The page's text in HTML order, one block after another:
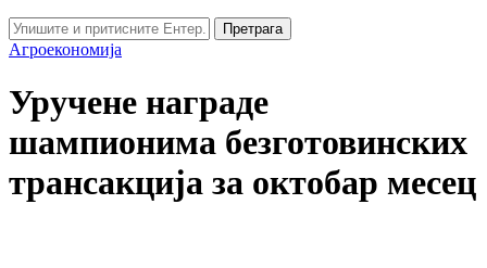
Претрага
Агроекономија
Уручене награде
шампионима безготовинских
трансакција за октобар месец